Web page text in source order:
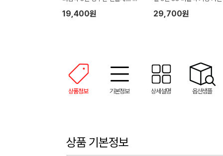
례품+무한타올세트 그레이 모달
180g 수건세트
19,400원
림 암막 양우산 VIP+쿨링선
29,700원
상품정보 기본정보 상세설명 옵션샘플
상품 기본정보